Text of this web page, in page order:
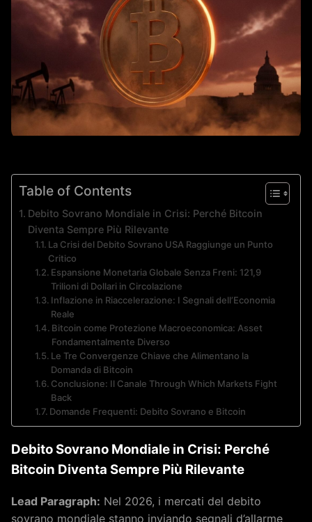
Table of Contents
Debito Sovrano Mondiale in Crisi: Perché Bitcoin
Diventa Sempre Più Rilevante
La Crisi del Debito Sovrano USA Raggiunge un Punto
Critico
Espansione Monetaria Globale Senza Freni: 121,9
Trilioni di Dollari in Circolazione
Inflazione in Riaccelerazione: I Segnali dell’Economia
Reale
Bitcoin come Protezione Macroeconomica: Asset
Fondamentalmente Diverso
Le Tre Convergenze Chiave che Alimentano la
Domanda di Bitcoin
Conclusione: Il Canale Through Which Markets Fight
Back
Domande Frequenti: Debito Sovrano e Bitcoin
Debito Sovrano Mondiale in Crisi: Perché
Bitcoin Diventa Sempre Più Rilevante
Lead Paragraph: Nel 2026, i mercati del debito
sovrano mondiale stanno inviando segnali d’allarme